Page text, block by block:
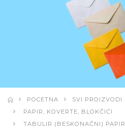
POCETNA
SVI PROIZVODI
PAPIR, KOVERTE, BLOKČIĆI
TABULIR (BESKONAČNI) PAPIR